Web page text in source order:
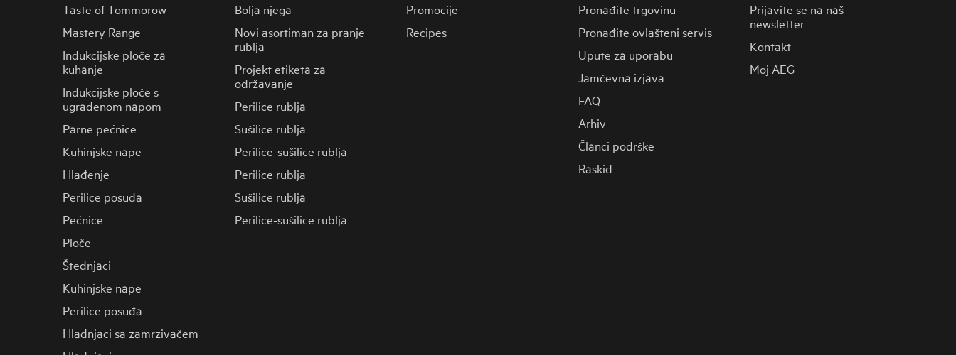
Taste of Tommorow
Mastery Range
Indukcijske ploče za
kuhanje
Indukcijske ploče s
ugrađenom napom
Parne pećnice
Kuhinjske nape
Hlađenje
Perilice posuđa
Pećnice
Ploče
Štednjaci
Kuhinjske nape
Perilice posuđa
Hladnjaci sa zamrzivačem
Bolja njega
Novi asortiman za pranje
rublja
Projekt etiketa za
održavanje
Perilice rublja
Sušilice rublja
Perilice-sušilice rublja
Perilice rublja
Sušilice rublja
Perilice-sušilice rublja
Promocije
Recipes
Pronađite trgovinu
Pronađite ovlašteni servis
Upute za uporabu
Jamčevna izjava
FAQ
Arhiv
Članci podrške
Raskid
Prijavite se na naš
newsletter
Kontakt
Moj AEG